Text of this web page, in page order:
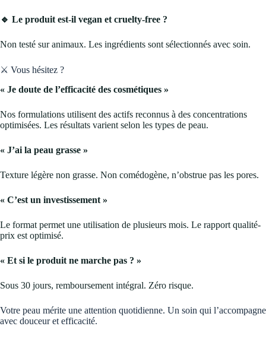
🔹 Le produit est-il vegan et cruelty-free ?
Non testé sur animaux. Les ingrédients sont sélectionnés avec soin.
⚔️ Vous hésitez ?
« Je doute de l’efficacité des cosmétiques »
Nos formulations utilisent des actifs reconnus à des concentrations
optimisées. Les résultats varient selon les types de peau.
« J’ai la peau grasse »
Texture légère non grasse. Non comédogène, n’obstrue pas les pores.
« C’est un investissement »
Le format permet une utilisation de plusieurs mois. Le rapport qualité-
prix est optimisé.
« Et si le produit ne marche pas ? »
Sous 30 jours, remboursement intégral. Zéro risque.
Votre peau mérite une attention quotidienne. Un soin qui l’accompagne
avec douceur et efficacité.